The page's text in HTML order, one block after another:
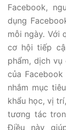
Facebook,
dụng
mỗi ngày. Với
cơ hội tiếp
phẩm, dịch
của
nhắm mục
khẩu học, vị
tương tác
Điều này